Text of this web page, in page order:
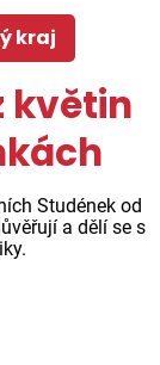
kraj
květin
Studének od
a dělí se s